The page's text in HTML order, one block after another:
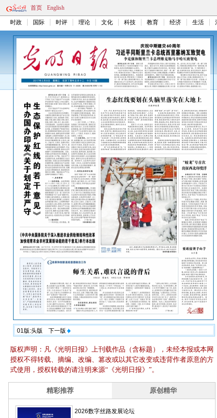
首页 English
时政 国际 时评 理论 文化 科技 教育 经济 生活
01版:头版 下一版
版权声明：凡《光明日报》上刊载作品（含标题），未经本报或本网
授权不得转载、摘编、改编、篡改或以其它改变或违背作者原意的方
式使用，授权转载的请注明来源“《光明日报》”。